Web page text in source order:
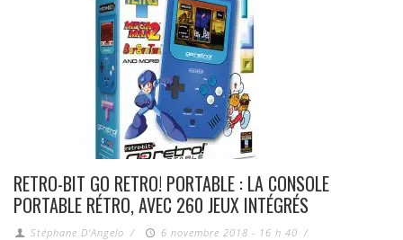
RETRO-BIT GO RETRO! PORTABLE : LA CONSOLE
PORTABLE RÉTRO, AVEC 260 JEUX INTÉGRÉS
Stéphane D'Angelo / 6 novembre 2018 - 16 h 40 /